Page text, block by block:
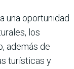
una oportunidad
los
además de
turísticas y